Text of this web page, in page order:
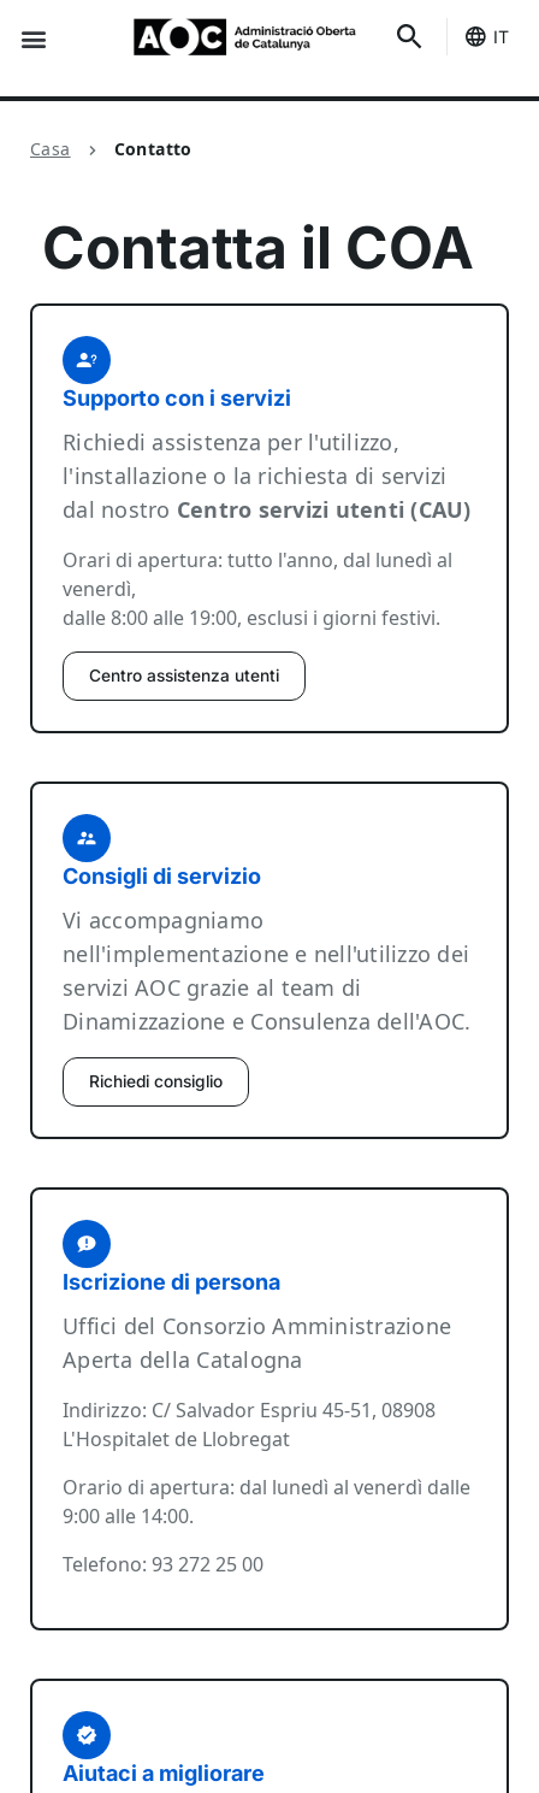
IT
Casa Contatto
Contatta il COA
Supporto con i servizi
Richiedi assistenza per l'utilizzo,
l'installazione o la richiesta di servizi
dal nostro Centro servizi utenti (CAU)
Orari di apertura: tutto l'anno, dal lunedì al
venerdì,
dalle 8:00 alle 19:00, esclusi i giorni festivi.
Centro assistenza utenti
Consigli di servizio
Vi accompagniamo
nell'implementazione e nell'utilizzo dei
servizi AOC grazie al team di
Dinamizzazione e Consulenza dell'AOC.
Richiedi consiglio
Iscrizione di persona
Uffici del Consorzio Amministrazione
Aperta della Catalogna
Indirizzo: C/ Salvador Espriu 45-51, 08908
L'Hospitalet de Llobregat
Orario di apertura: dal lunedì al venerdì dalle
9:00 alle 14:00.
Telefono: 93 272 25 00
Aiutaci a migliorare